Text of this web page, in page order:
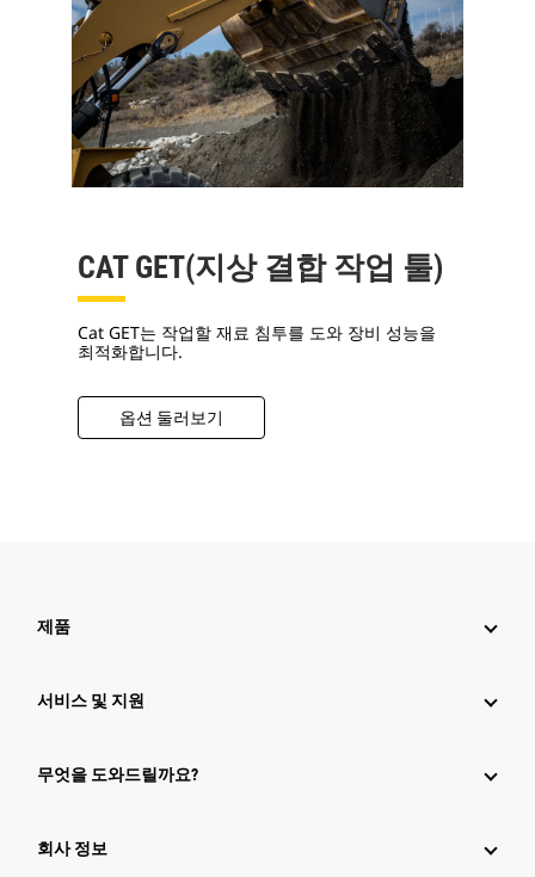
CAT GET(지상 결합 작업 툴)
Cat GET는 작업할 재료 침투를 도와 장비 성능을
최적화합니다.
옵션 둘러보기
제품
서비스 및 지원
무엇을 도와드릴까요?
회사 정보